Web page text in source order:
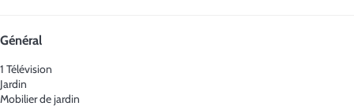
Général
1 Télévision
Jardin
Mobilier de jardin